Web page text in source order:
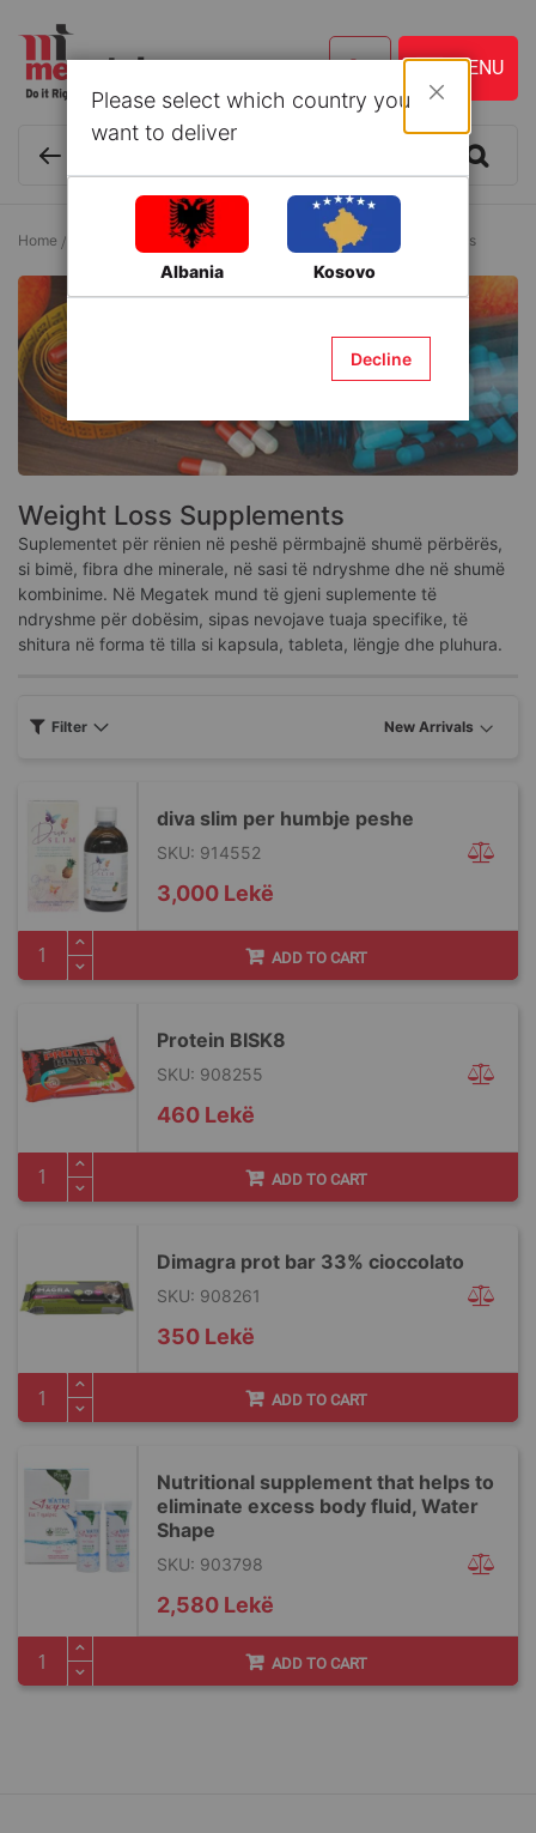
Home Weight Loss Products Weight Loss Supplements
Weight Loss Supplements
Suplementet për rënien në peshë përmbajnë shumë përbërës,
si bimë, fibra dhe minerale, në sasi të ndryshme dhe në shumë
kombinime. Në Megatek mund të gjeni suplemente të
ndryshme për dobësim, sipas nevojave tuaja specifike, të
shitura në forma të tilla si kapsula, tableta, lëngje dhe pluhura.
diva slim per humbje peshe
SKU: 914552
3,000 Lekë
ADD TO CART
Protein BISK8
SKU: 908255
460 Lekë
ADD TO CART
Dimagra prot bar 33% cioccolato
SKU: 908261
350 Lekë
ADD TO CART
Nutritional supplement that helps to
eliminate excess body fluid, Water
Shape
SKU: 903798
2,580 Lekë
ADD TO CART
Filter
Please select which country you
want to deliver
Albania Kosovo
Decline